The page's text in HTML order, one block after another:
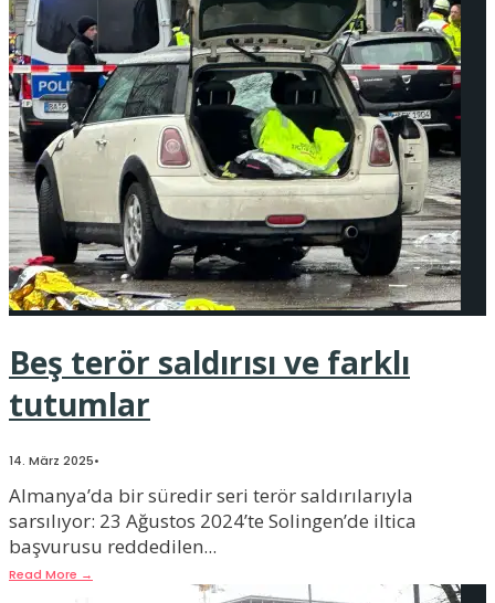
Beş terör saldırısı ve farklı
tutumlar
14. März 2025•
Almanya’da bir süredir seri terör saldırılarıyla
sarsılıyor: 23 Ağustos 2024’te Solingen’de iltica
başvurusu reddedilen...
Read More →